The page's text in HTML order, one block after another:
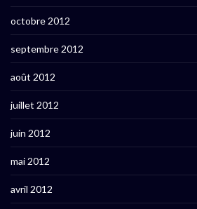
octobre 2012
septembre 2012
août 2012
juillet 2012
juin 2012
mai 2012
avril 2012